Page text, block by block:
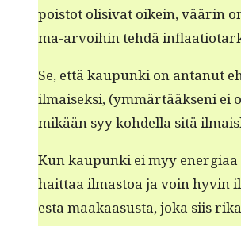
pois­tot oli­si­vat oikein, väärin
ma-arvoihin tehdä
Se, että kaupun­ki on antanut
ilmaisek­si, (ymmärtääk­seni ei
mikään syy kohdel­la sitä
Kun kaupun­ki ei myy ener­giaa
hait­taa ilmas­toa ja voin hyvin
es­ta maakaa­sus­ta, joka siis